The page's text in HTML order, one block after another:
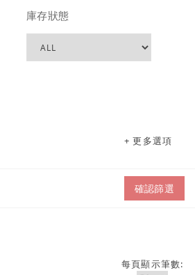
庫存狀態
+ 更多選項
確認篩選
每頁顯示筆數: